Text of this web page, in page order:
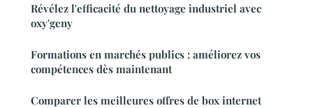
Révélez l'efficacité du nettoyage industriel avec
oxy'geny
Formations en marchés publics : améliorez vos
compétences dès maintenant
Comparer les meilleures offres de box internet